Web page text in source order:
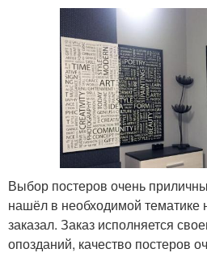
Выбор постеров очень
нашёл в необходимой тематике
заказал. Заказ исполняется
опозданий, качество постеров